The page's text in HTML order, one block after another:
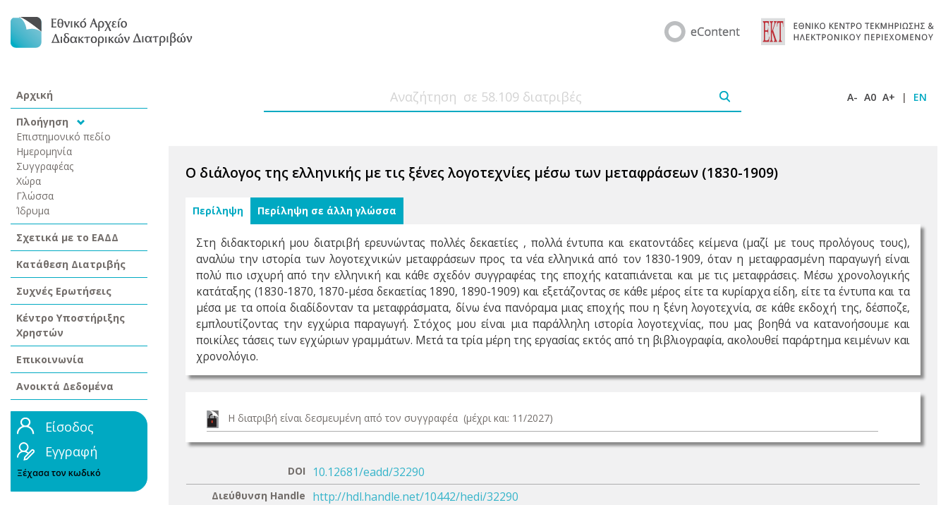
Αρχική
Πλοήγηση
Επιστημονικό πεδίο
Ημερομηνία
Συγγραφέας
Χώρα
Γλώσσα
Ίδρυμα
Σχετικά με το ΕΑΔΔ
Κατάθεση Διατριβής
Συχνές Ερωτήσεις
Κέντρο Υποστήριξης
Χρηστών
Επικοινωνία
Ανοικτά Δεδομένα
Είσοδος
Εγγραφή
Ξέχασα τον κωδικό
A- A0 A+ | EN
Ο διάλογος της ελληνικής με τις ξένες λογοτεχνίες μέσω των μεταφράσεων (1830-1909)
Περίληψη Περίληψη σε άλλη γλώσσα
Στη διδακτορική μου διατριβή ερευνώντας πολλές δεκαετίες , πολλά έντυπα και εκατοντάδες κείμενα (μαζί με τους προλόγους τους),
αναλύω την ιστορία των λογοτεχνικών μεταφράσεων προς τα νέα ελληνικά από τον 1830-1909, όταν η μεταφρασμένη παραγωγή είναι
πολύ πιο ισχυρή από την ελληνική και κάθε σχεδόν συγγραφέας της εποχής καταπιάνεται και με τις μεταφράσεις. Μέσω χρονολογικής
κατάταξης (1830-1870, 1870-μέσα δεκαετίας 1890, 1890-1909) και εξετάζοντας σε κάθε μέρος είτε τα κυρίαρχα είδη, είτε τα έντυπα και τα
μέσα με τα οποία διαδίδονταν τα μεταφράσματα, δίνω ένα πανόραμα μιας εποχής που η ξένη λογοτεχνία, σε κάθε εκδοχή της, δέσποζε,
εμπλουτίζοντας την εγχώρια παραγωγή. Στόχος μου είναι μια παράλληλη ιστορία λογοτεχνίας, που μας βοηθά να κατανοήσουμε και
ποικίλες τάσεις των εγχώριων γραμμάτων. Μετά τα τρία μέρη της εργασίας εκτός από τη βιβλιογραφία, ακολουθεί παράρτημα κειμένων και
χρονολόγιο.
Η διατριβή είναι δεσμευμένη από τον συγγραφέα (μέχρι και: 11/2027)
DOI 10.12681/eadd/32290
Διεύθυνση Handle http://hdl.handle.net/10442/hedi/32290